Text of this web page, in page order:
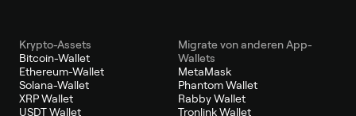
Krypto-Assets
Bitcoin-Wallet
Ethereum-Wallet
Solana-Wallet
XRP Wallet
USDT Wallet
Migrate von anderen App-
Wallets
MetaMask
Phantom Wallet
Rabby Wallet
Tronlink Wallet